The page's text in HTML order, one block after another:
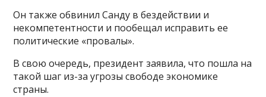
Он также обвинил Санду в бездействии и
некомпетентности и пообещал исправить ее
политические «провалы».
В свою очередь, президент заявила, что пошла на
такой шаг из-за угрозы свободе экономике
страны.